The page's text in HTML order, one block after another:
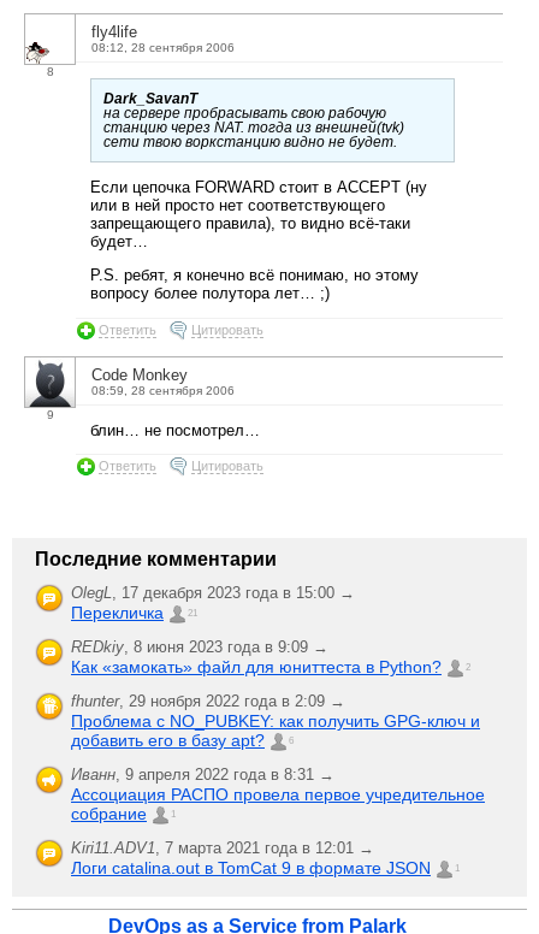
8
fly4life
08:12, 28 сентября 2006
Dark_SavanT
на сервере пробрасывать свою рабочую
станцию через NAT. тогда из внешней(tvk)
сети твою воркстанцию видно не будет.
Если цепочка FORWARD стоит в ACCEPT (ну
или в ней просто нет соответствующего
запрещающего правила), то видно всё-таки
будет…
P.S. ребят, я конечно всё понимаю, но этому
вопросу более полутора лет… ;)
Ответить Цитировать
9
Code Monkey
08:59, 28 сентября 2006
блин… не посмотрел…
Ответить Цитировать
Последние комментарии
OlegL, 17 декабря 2023 года в 15:00 →
Перекличка 21
REDkiy, 8 июня 2023 года в 9:09 →
Как «замокать» файл для юниттеста в Python? 2
fhunter, 29 ноября 2022 года в 2:09 →
Проблема с NO_PUBKEY: как получить GPG-ключ и
добавить его в базу apt?
6
Иванн, 9 апреля 2022 года в 8:31 →
Ассоциация РАСПО провела первое учредительное
собрание
1
Kiri11.ADV1, 7 марта 2021 года в 12:01 →
Логи catalina.out в TomCat 9 в формате JSON 1
DevOps as a Service from Palark